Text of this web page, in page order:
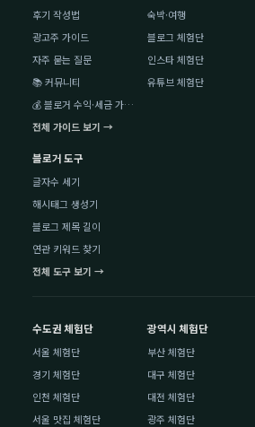
후기 작성법
광고주 가이드
자주 묻는 질문
📚 커뮤니티
💰 블로거 수익·세금 가이드
전체 가이드 보기 →
숙박·여행
블로그 체험단
인스타 체험단
유튜브 체험단
블로거 도구
글자수 세기
해시태그 생성기
블로그 제목 길이
연관 키워드 찾기
전체 도구 보기 →
수도권 체험단
서울 체험단
경기 체험단
인천 체험단
서울 맛집 체험단
광역시 체험단
부산 체험단
대구 체험단
대전 체험단
광주 체험단